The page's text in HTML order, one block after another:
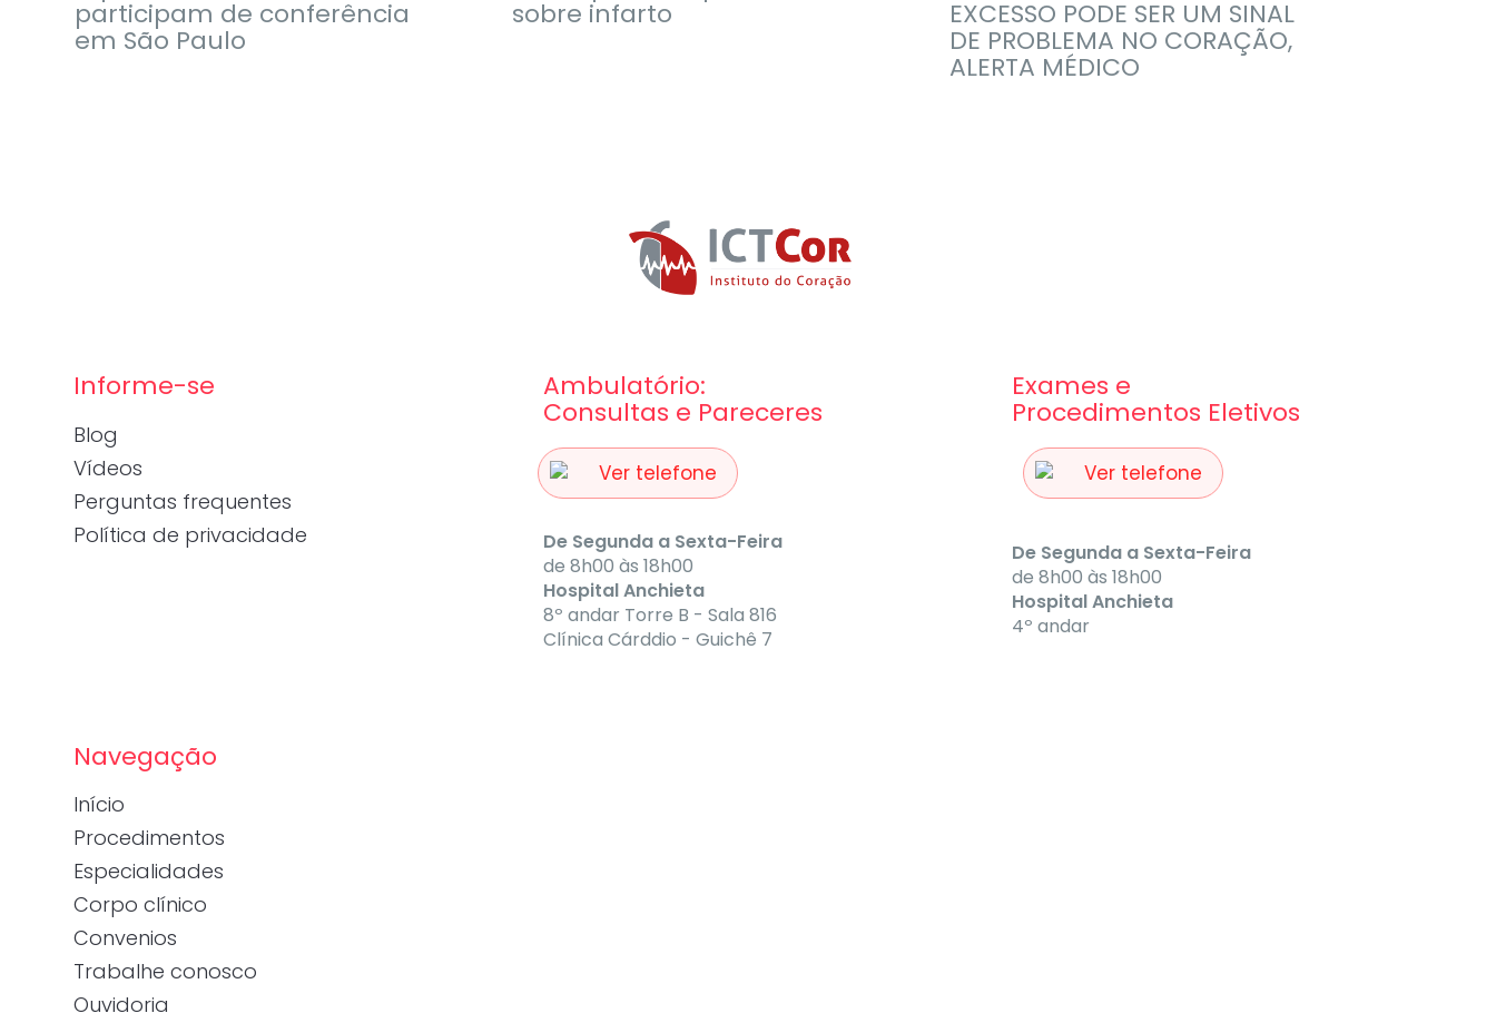
participam de conferência
em São Paulo
sobre infarto EXCESSO PODE SER UM SINAL
DE PROBLEMA NO CORAÇÃO,
ALERTA MÉDICO
Exames e
Procedimentos Eletivos
Ver telefone
De Segunda a Sexta-Feira
de 8h00 às 18h00
Hospital Anchieta
4º andar
Ambulatório:
Consultas e Pareceres
Ver telefone
De Segunda a Sexta-Feira
de 8h00 às 18h00
Hospital Anchieta
8º andar Torre B - Sala 816
Clínica Cárddio - Guichê 7
Informe-se
Blog
Vídeos
Perguntas frequentes
Política de privacidade
Navegação
Início
Procedimentos
Especialidades
Corpo clínico
Convenios
Trabalhe conosco
Ouvidoria